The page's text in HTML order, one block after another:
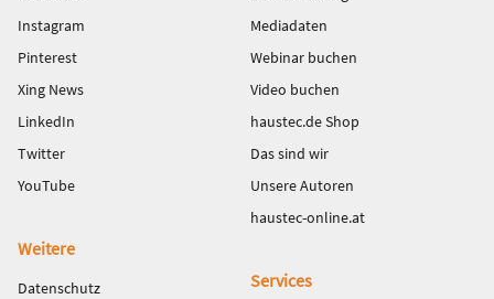
Instagram
Pinterest
Xing News
LinkedIn
Twitter
YouTube
Mediadaten
Webinar buchen
Video buchen
haustec.de Shop
Das sind wir
Unsere Autoren
haustec-online.at
Weitere
Datenschutz
Services